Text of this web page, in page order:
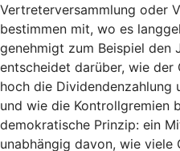
Vertreterversammlung oder
bestimmen mit, wo es
genehmigt zum Beispiel den
entscheidet darüber, wie
hoch die Dividendenzahlung
und wie die Kontrollgremien
demokratische Prinzip: ein
unabhängig davon, wie viele